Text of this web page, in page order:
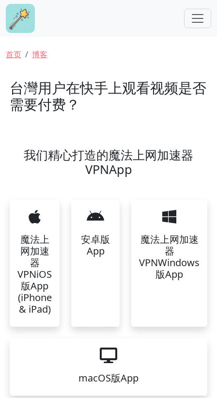
跳转到主要内容
面包屑
首页 博客
台灣用户在快手上观看视频是否
需要付费？
我们精心打造的魔法上网加速器
VPNApp
魔法上
网加速
器
VPNiOS
版App
(iPhone
& iPad)
安卓版
App
魔法上网加速
器
VPNWindows
版App
macOS版App